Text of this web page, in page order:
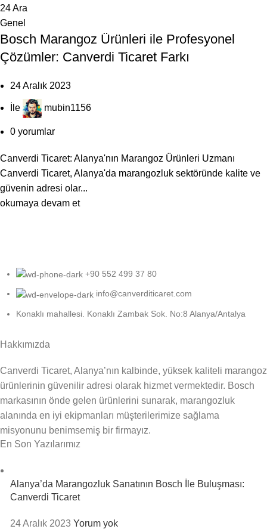
24Ara
Genel
Bosch Marangoz Ürünleri ile Profesyonel
Çözümler: Canverdi Ticaret Farkı
24 Aralık 2023
İle mubin1156
0 yorumlar
Canverdi Ticaret: Alanya'nın Marangoz Ürünleri Uzmanı
Canverdi Ticaret, Alanya'da marangozluk sektöründe kalite ve
güvenin adresi olar...
okumaya devam et
+90 552 499 37 80
info@canverditicaret.com
Konaklı mahallesi. Konaklı Zambak Sok. No:8 Alanya/Antalya
Hakkımızda
Canverdi Ticaret, Alanya’nın kalbinde, yüksek kaliteli marangoz
ürünlerinin güvenilir adresi olarak hizmet vermektedir. Bosch
markasının önde gelen ürünlerini sunarak, marangozluk
alanında en iyi ekipmanları müşterilerimize sağlama
misyonunu benimsemiş bir firmayız.
En Son Yazılarımız
Alanya’da Marangozluk Sanatının Bosch İle Buluşması:
Canverdi Ticaret
24 Aralık 2023 Yorum yok